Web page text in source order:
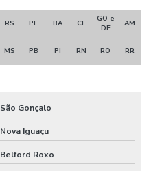
RS PE BA CE
GO e
DF
AM
MS PB PI RN RO RR
São Gonçalo
Nova Iguaçu
Belford Roxo